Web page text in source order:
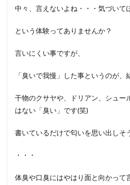
中々、言えないよね・・・気づいて
という体験ってありませんか？
言いにくい事ですが、
「臭いで我慢」した事というのが、
干物のクサヤや、ドリアン、シュー
はない「臭い」です(笑)
書いているだけで匂いを思い出しそ
・・・
体臭や口臭にはやはり面と向かって